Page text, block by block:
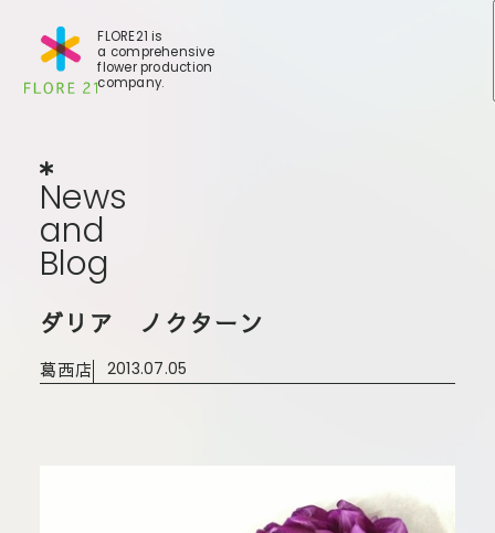
FLORE21 is
a comprehensive
flower production
company.
News
News
and
and
Blog
Blog
ダリア ノクターン
葛西店 2013.07.05
大田本店
会社